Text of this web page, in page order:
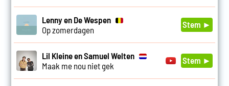
Lenny en De Wespen
Op zomerdagen
Stem ►
Lil Kleine en Samuel Welten
Maak me nou niet gek
Stem ►